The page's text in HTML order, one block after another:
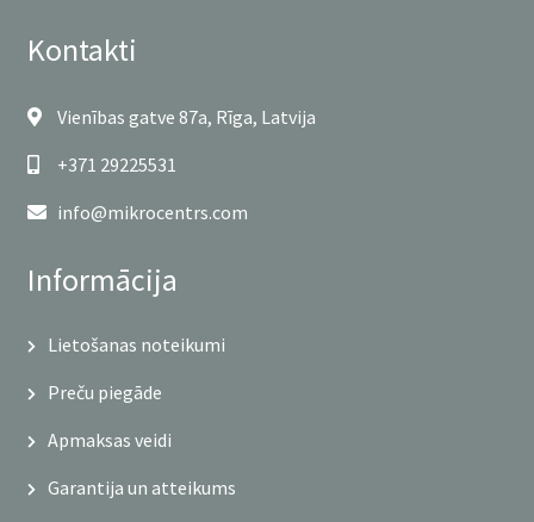
Kontakti
Vienības gatve 87a, Rīga, Latvija
+371 29225531
info@mikrocentrs.com
Informācija
Lietošanas noteikumi
Preču piegāde
Apmaksas veidi
Garantija un atteikums